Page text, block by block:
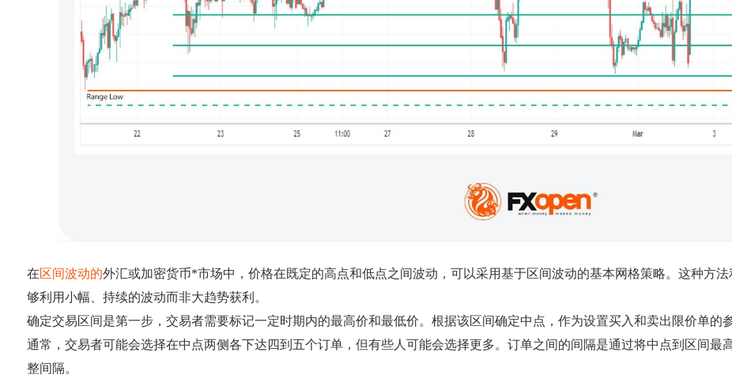
在区间波动的外汇或加密货币*市场中，价格在既定的高点和低点之间波动，可以采用基于区间波动的基本网格策略。这种方
够利用小幅、持续的波动而非大趋势获利。
确定交易区间是第一步，交易者需要标记一定时期内的最高价和最低价。根据该区间确定中点，作为设置买入和卖出限价单的参
通常，交易者可能会选择在中点两侧各下达四到五个订单，但有些人可能会选择更多。订单之间的间隔是通过将中点到区间最
整间隔。